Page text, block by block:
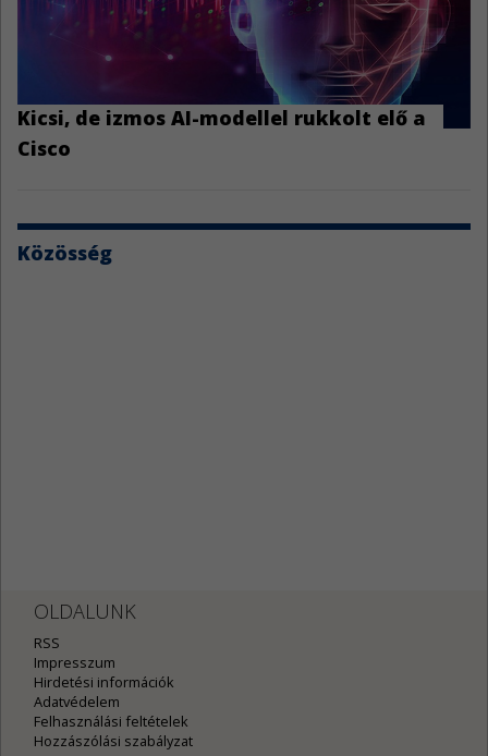
Kicsi, de izmos AI-modellel rukkolt elő a
Cisco
Közösség
OLDALUNK
RSS
Impresszum
Hirdetési információk
Adatvédelem
Felhasználási feltételek
Hozzászólási szabályzat